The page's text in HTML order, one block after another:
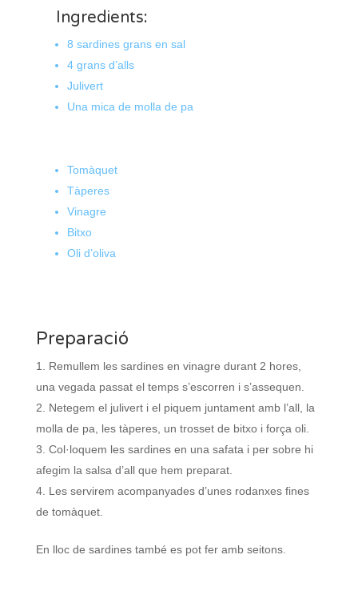
Ingredients:
8 sardines grans en sal
4 grans d’alls
Julivert
Una mica de molla de pa
Tomàquet
Tàperes
Vinagre
Bitxo
Oli d’oliva
Preparació
Remullem les sardines en vinagre durant 2 hores,
una vegada passat el temps s’escorren i s’assequen.
Netegem el julivert i el piquem juntament amb l’all, la
molla de pa, les tàperes, un trosset de bitxo i força oli.
Col·loquem les sardines en una safata i per sobre hi
afegim la salsa d’all que hem preparat.
Les servirem acompanyades d’unes rodanxes fines
de tomàquet.
En lloc de sardines també es pot fer amb seitons.